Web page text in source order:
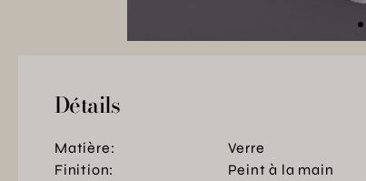
Détails
Matière:
Verre
Finition:
Peint à la main